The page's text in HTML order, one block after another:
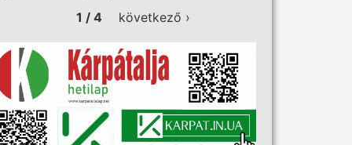
1 / 4
következő ›